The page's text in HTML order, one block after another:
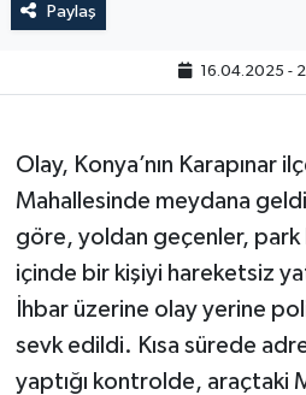
Paylaş
16.04.2025 -
Olay, Konya’nın Karapınar
Mahallesinde meydana
göre, yoldan geçenler, park
içinde bir kişiyi hareketsiz
İhbar üzerine olay yerine
sevk edildi. Kısa sürede
yaptığı kontrolde, araçtaki